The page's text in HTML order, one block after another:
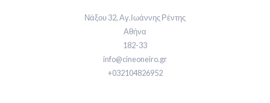
Νάξου 32, Αγ.Ιωάννης Ρέντης
Αθήνα
182-33
info@cineoneiro.gr
+032104826952